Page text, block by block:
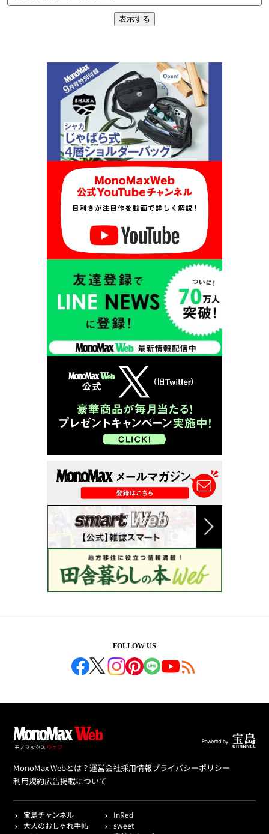
表示する
FOLLOW US
MonoMax Webとは？運営会社採用情報プライバシーポリシー
利用規約広告掲載について
宝島チャンネル
InRed
大人のおしゃれ手帖
sweet